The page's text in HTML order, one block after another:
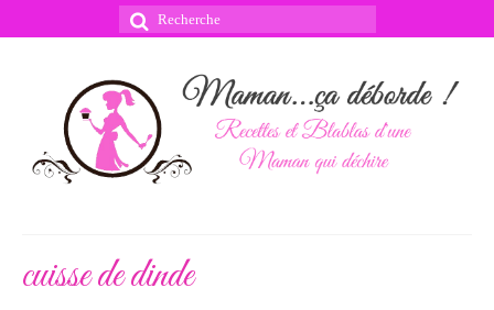
Rechercher
cuisse de dinde